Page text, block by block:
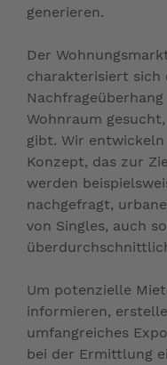
generieren.
Der
charakterisiert sich
Wohnraum
gibt. Wir
Konzept, das zur
werden
nachgefragt,
von Singles, auch
Um potenzielle
informieren,
umfangreiches
bei der Ermittlung